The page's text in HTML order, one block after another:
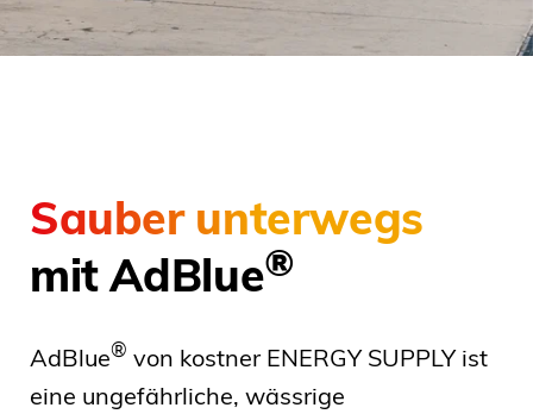
Sauber unterwegs
mit AdBlue®
AdBlue® von kostner ENERGY SUPPLY ist
eine ungefährliche, wässrige